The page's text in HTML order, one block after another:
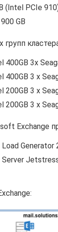
(Intel PCIe
GB
400GB 3x
400GB 3 x
200GB 3 x
200GB 3 x
Exchange
Generator